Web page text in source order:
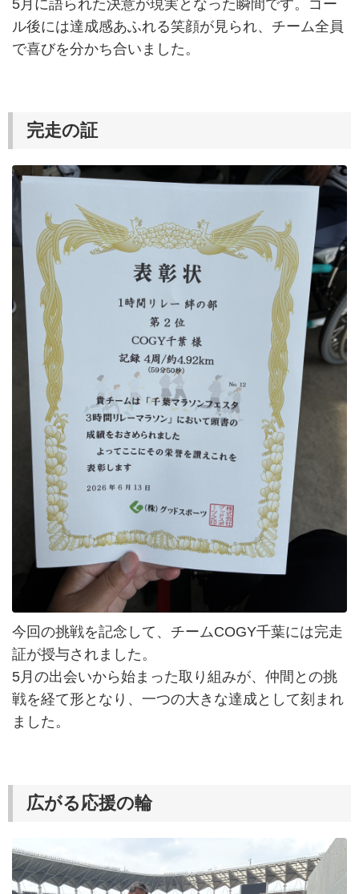
5月に語られた決意が現実となった瞬間です。ゴー
ル後には達成感あふれる笑顔が見られ、チーム全員
で喜びを分かち合いました。
完走の証
今回の挑戦を記念して、チームCOGY千葉には完走
証が授与されました。
5月の出会いから始まった取り組みが、仲間との挑
戦を経て形となり、一つの大きな達成として刻まれ
ました。
広がる応援の輪